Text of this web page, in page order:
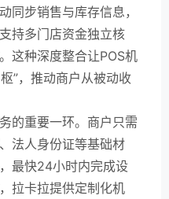
同步销售与库存信息，
持多门店资金独立核
这种深度整合让POS机
”，推动商户从被动收
的重要一环。商户只需
法人身份证等基础材
最快24小时内完成设
拉卡拉提供定制化机